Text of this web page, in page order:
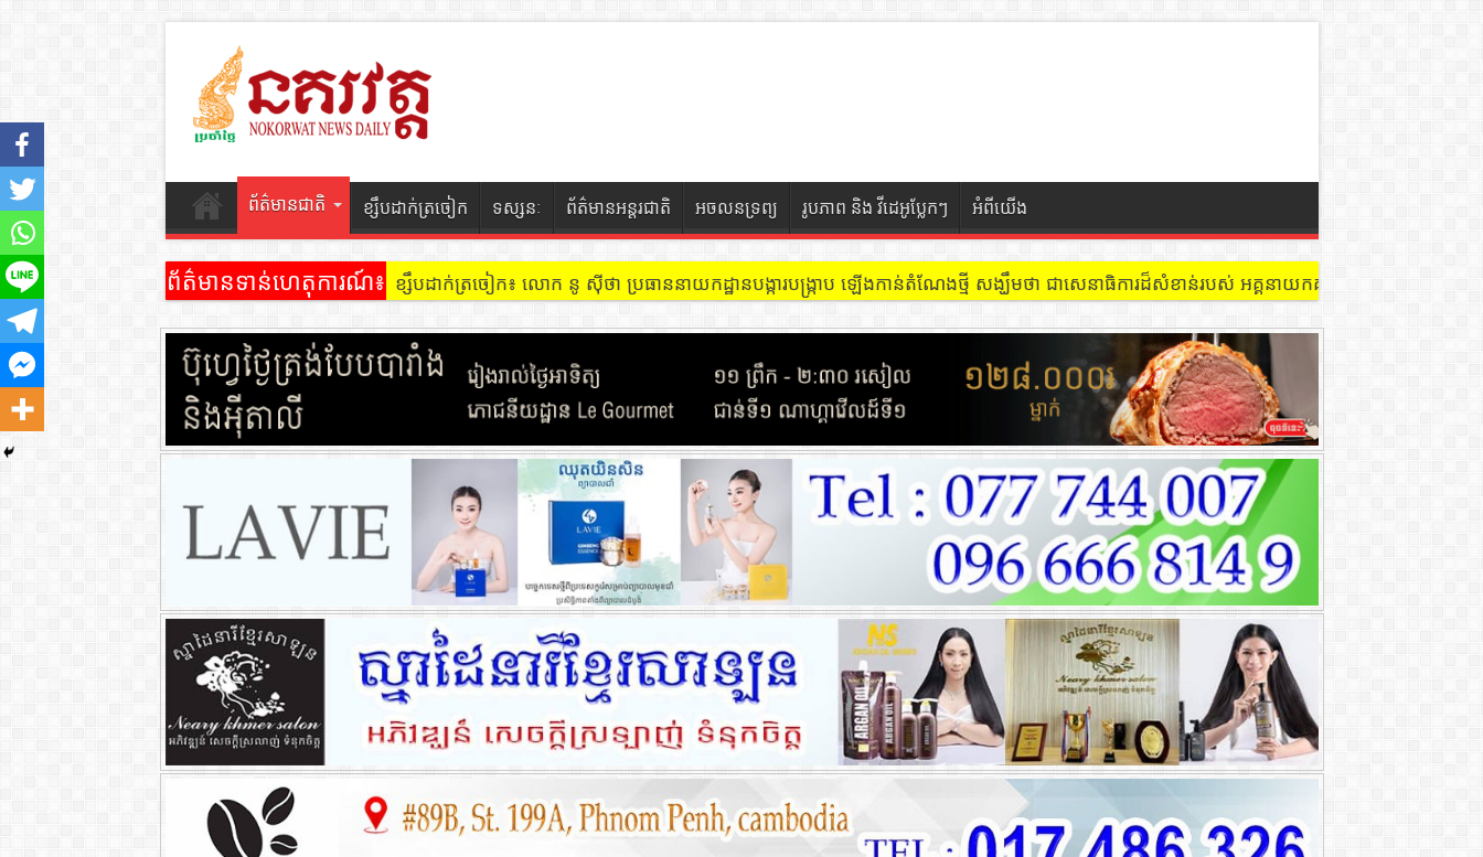
ព័ត៌មានជាតិ ខ្សឹបដាក់ត្រចៀក ទស្សនៈ ព័ត៌មានអន្តរជាតិ អចលនទ្រព្យ រូបភាព និង វីដេអូប្លែកៗ អំពីយើង
ព័ត៌មានទាន់ហេតុការណ៍៖ ខ្សឹបដាក់ត្រចៀក ៖ អគារ Sky 31 នៅខណ្ឌទួលគោក មានអ្នកជួលបន្ទប់បើកល្បែងសុីសង នៅជាន់ទី៩ បន្ទប់ ៩០២ !